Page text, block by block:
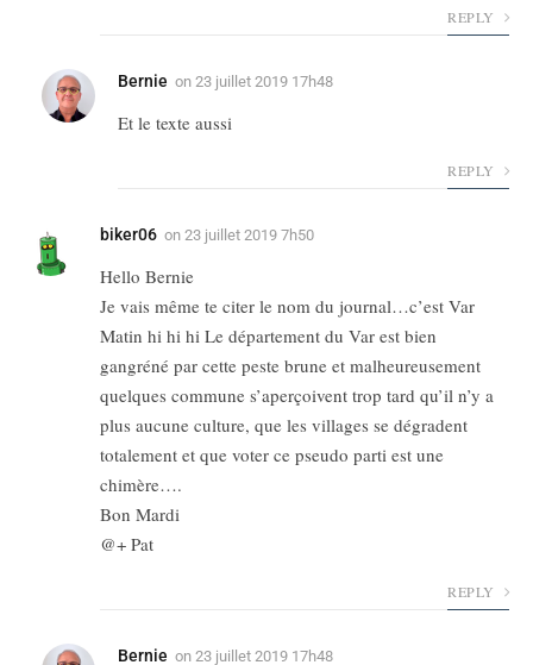
REPLY
Bernie on 23 juillet 2019 17h48
Et le texte aussi
REPLY
biker06 on 23 juillet 2019 7h50
Hello Bernie
Je vais même te citer le nom du journal…c’est Var
Matin hi hi hi Le département du Var est bien
gangréné par cette peste brune et malheureusement
quelques commune s’aperçoivent trop tard qu’il n’y a
plus aucune culture, que les villages se dégradent
totalement et que voter ce pseudo parti est une
chimère….
Bon Mardi
@+ Pat
REPLY
Bernie on 23 juillet 2019 17h48